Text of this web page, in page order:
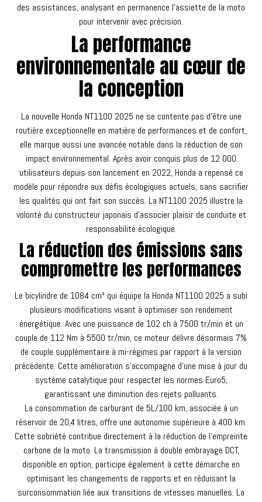
des assistances, analysant en permanence l'assiette de la moto
pour intervenir avec précision.
La performance
environnementale au cœur de
la conception
La nouvelle Honda NT1100 2025 ne se contente pas d'être une
routière exceptionnelle en matière de performances et de confort,
elle marque aussi une avancée notable dans la réduction de son
impact environnemental. Après avoir conquis plus de 12 000
utilisateurs depuis son lancement en 2022, Honda a repensé ce
modèle pour répondre aux défis écologiques actuels, sans sacrifier
les qualités qui ont fait son succès. La NT1100 2025 illustre la
volonté du constructeur japonais d'associer plaisir de conduite et
responsabilité écologique.
La réduction des émissions sans
compromettre les performances
Le bicylindre de 1084 cm³ qui équipe la Honda NT1100 2025 a subi
plusieurs modifications visant à optimiser son rendement
énergétique. Avec une puissance de 102 ch à 7500 tr/min et un
couple de 112 Nm à 5500 tr/min, ce moteur délivre désormais 7%
de couple supplémentaire à mi-régimes par rapport à la version
précédente. Cette amélioration s'accompagne d'une mise à jour du
système catalytique pour respecter les normes Euro5,
garantissant une diminution des rejets polluants.
La consommation de carburant de 5L/100 km, associée à un
réservoir de 20,4 litres, offre une autonomie supérieure à 400 km.
Cette sobriété contribue directement à la réduction de l'empreinte
carbone de la moto. La transmission à double embrayage DCT,
disponible en option, participe également à cette démarche en
optimisant les changements de rapports et en réduisant la
surconsommation liée aux transitions de vitesses manuelles. La